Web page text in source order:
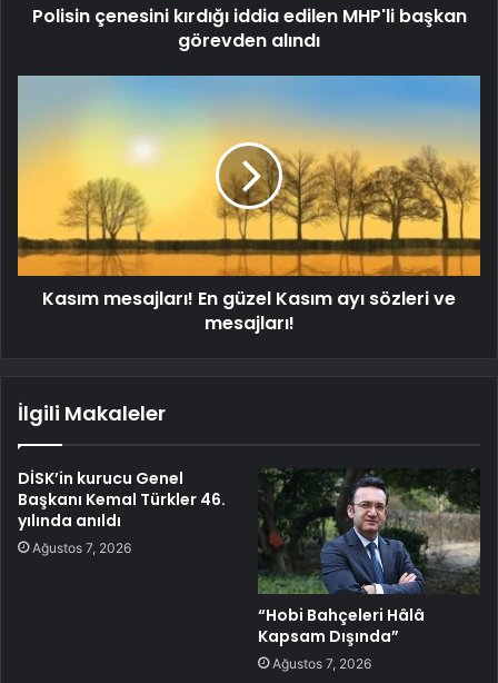
Polisin çenesini kırdığı iddia edilen MHP'li başkan
görevden alındı
Kasım mesajları! En güzel Kasım ayı sözleri ve
mesajları!
İlgili Makaleler
DİSK’in kurucu Genel
Başkanı Kemal Türkler 46.
yılında anıldı
Ağustos 7, 2026
“Hobi Bahçeleri Hâlâ
Kapsam Dışında”
Ağustos 7, 2026